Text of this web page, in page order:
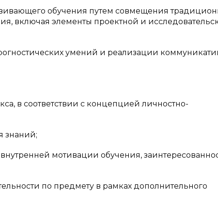
обучения путем совмещения
включая элементы проектной и
умений и реализации
в соответствии с концепцией личностно-
знаний;
мотивации обучения,
по предмету в рамках дополнительного